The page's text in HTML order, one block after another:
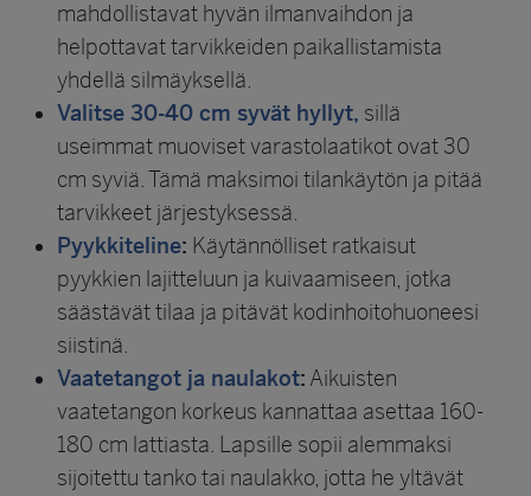
mahdollistavat hyvän ilmanvaihdon ja
helpottavat tarvikkeiden paikallistamista
yhdellä silmäyksellä.
Valitse 30-40 cm syvät hyllyt, sillä
useimmat muoviset varastolaatikot ovat 30
cm syviä. Tämä maksimoi tilankäytön ja pitää
tarvikkeet järjestyksessä.
Pyykkiteline: Käytännölliset ratkaisut
pyykkien lajitteluun ja kuivaamiseen, jotka
säästävät tilaa ja pitävät kodinhoitohuoneesi
siistinä.
Vaatetangot ja naulakot: Aikuisten
vaatetangon korkeus kannattaa asettaa 160-
180 cm lattiasta. Lapsille sopii alemmaksi
sijoitettu tanko tai naulakko, jotta he yltävät